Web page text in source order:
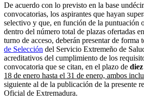
De acuerdo con lo previsto en la base
convocatorias, los aspirantes que hayan
selectivo y que, en función de la puntuación
dentro del número total de plazas ofertadas
turno de acceso, deberán presentar de forma
de Selección del Servicio Extremeño de
acreditativos del cumplimiento de los
convocatoria que se citan, en el plazo de
18 de enero hasta el 31 de enero, ambos
siguiente al de la publicación de la presente
Oficial de Extremadura.